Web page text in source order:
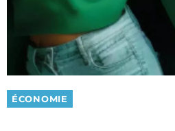
ÉCONOMIE